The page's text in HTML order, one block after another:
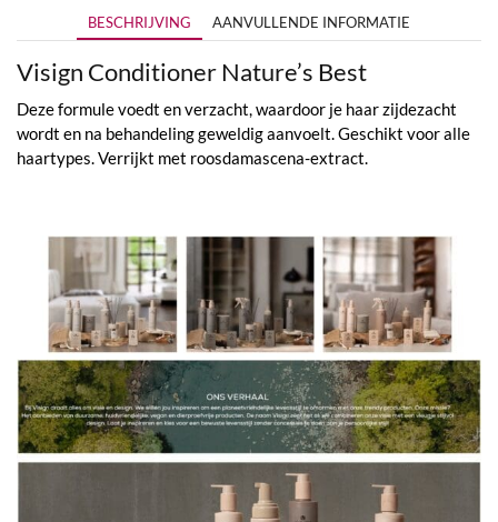
BESCHRIJVING AANVULLENDE INFORMATIE
Visign Conditioner Nature’s Best
Deze formule voedt en verzacht, waardoor je haar zijde­zacht
wordt en na behandeling geweldig aanvoelt. Geschikt voor alle
haartypes. Verrijkt met roosdamascena-extract.